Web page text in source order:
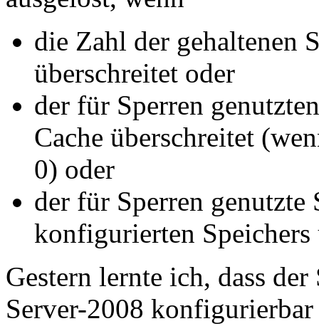
die Zahl der gehaltenen
überschreitet oder
der für Sperren
Cache überschreitet
0) oder
der für Sperren genutzte
konfigurierten Speichers
Gestern lernte ich, dass
Server-2008